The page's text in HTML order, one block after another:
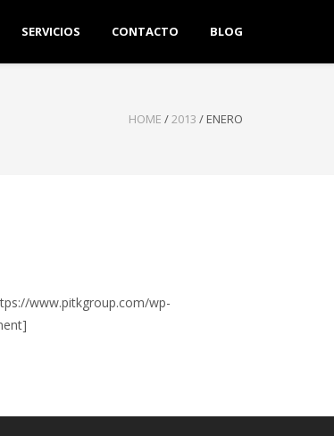
SERVICIOS CONTACTO BLOG
HOME /2013 / ENERO
www.pitkgroup.com/wp-